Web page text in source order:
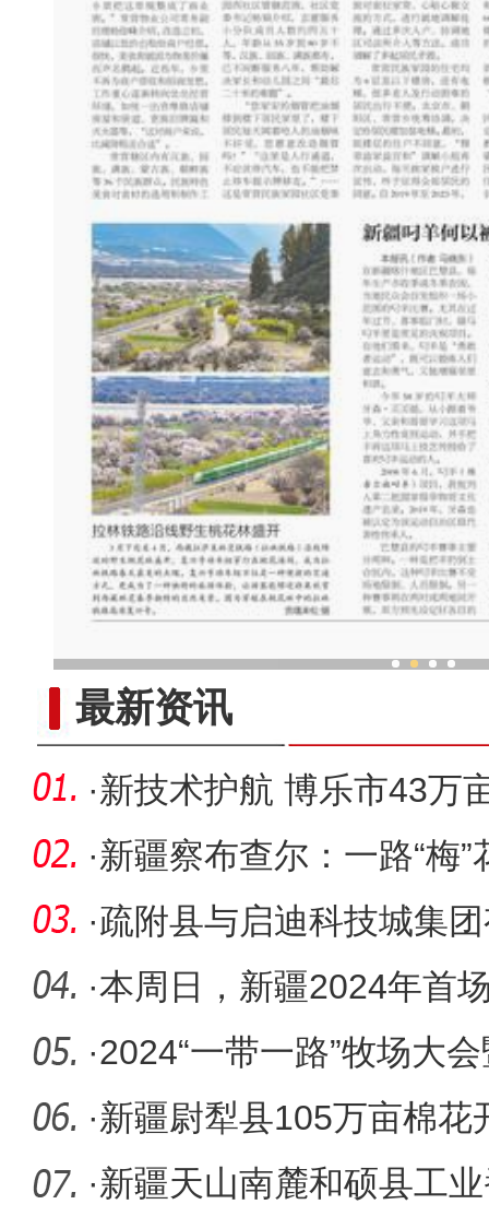
最新资讯
·新技术护航 博乐市43万
·新疆察布查尔：一路“梅
·疏附县与启迪科技城集
·本周日，新疆2024年首
咨询会等
·2024“一带一路”牧场大
牧产业
·新疆尉犁县105万亩棉花
现节本增
·新疆天山南麓和硕县工